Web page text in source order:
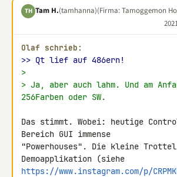
TH Tam H.(tamhanna)(Firma: Tamoggemon
Olaf schrieb:
>> Qt lief auf 486ern!
>
> Ja, aber auch lahm. Und am
256Farben oder SW.
Das stimmt. Wobei: heutige
Bereich GUI immense
"Powerhouses". Die kleine
https://www.instagram.com/p/